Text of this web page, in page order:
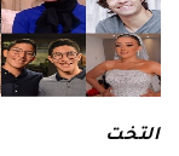
التخت